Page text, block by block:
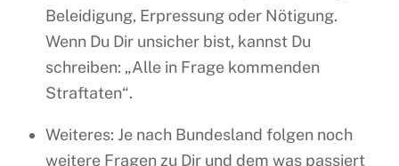
Beleidigung, Erpressung oder Nötigung.
Wenn Du Dir unsicher bist, kannst Du
schreiben: „Alle in Frage kommenden
Straftaten“.
Weiteres: Je nach Bundesland folgen noch
weitere Fragen zu Dir und dem was passiert